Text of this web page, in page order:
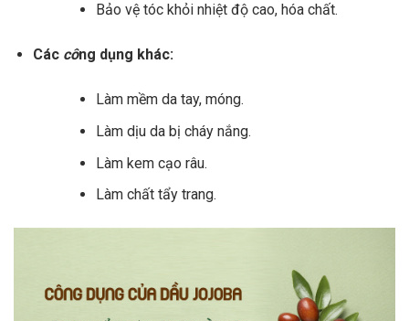
Bảo vệ tóc khỏi nhiệt độ cao, hóa chất.
Các công dụng khác:
Làm mềm da tay, móng.
Làm dịu da bị cháy nắng.
Làm kem cạo râu.
Làm chất tẩy trang.